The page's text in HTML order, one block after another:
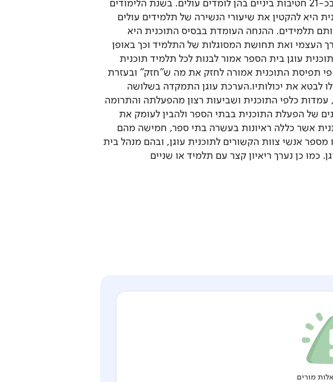
תוכנית עוגן החלה לפעול בשנת הלימודים תשס"ד כפיילוט בכ-21 חטיבות ביניים בהן לומדים עולים. בשנת הלימודים
בינייםמטרת התוכנית היא להקטין את שיעורי הנשירה של תלמידים עולים
תלמידים. ההנחה העומדת בבסיס התוכנית היא
העצמי ואת תחושת המסוגלות של התלמיד וכך באופן
עוגן בית הספר אמור לבנות לכל תלמיד תוכנית
תפיסת התוכנית אמורה לחזק את מה ש"חזק" ובעזרת
לבטא את יכולותיו.הערכת עוגן התמקדה בשלושה
כלפי התוכנית ושביעות רצון מהפעלתה והתרומה
של הפעלת התוכנית בבתי הספר ולהבין לעומק את
אשר כללה ראיונות בעשרה בתי ספר, חמישה מהם
אנשי צוות הקשורים לתוכנית עוגן, ובהם מנהל בית
כמו כן נערך ריאיון קצר עם תלמיד או שניים
מורים